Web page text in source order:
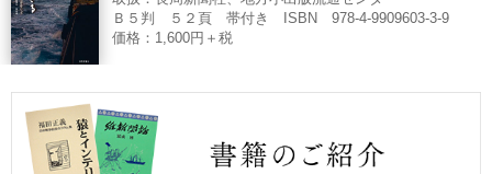
Ｂ５判 ５２頁 帯付き ISBN 978-4-9909603-3-9
価格：1,600円＋税